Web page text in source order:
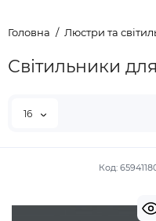
Головна Люстри та
Світильники
16
Код: